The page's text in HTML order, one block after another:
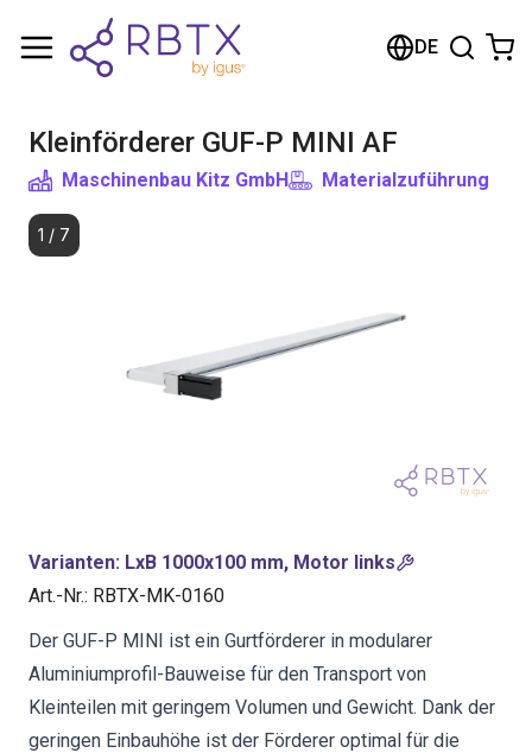
DE
Kleinförderer GUF-P MINI AF
Maschinenbau Kitz GmbH Materialzuführung
1 / 7
Varianten: LxB 1000x100 mm, Motor links
Art.-Nr.: RBTX-MK-0160
Der GUF-P MINI ist ein Gurtförderer in modularer
Aluminiumprofil-Bauweise für den Transport von
Kleinteilen mit geringem Volumen und Gewicht. Dank der
geringen Einbauhöhe ist der Förderer optimal für die
Warenkorb
Im Shop stöbern